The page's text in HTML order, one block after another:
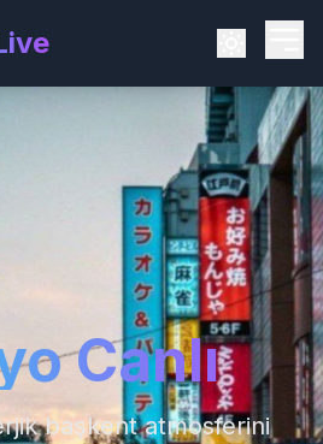
Canlı
başkent atmosferini